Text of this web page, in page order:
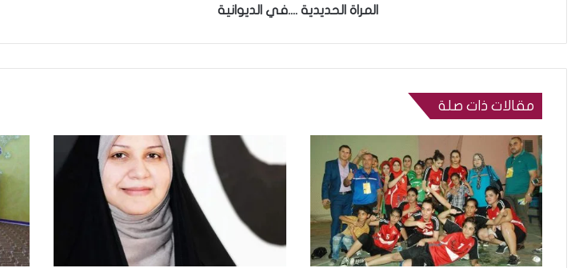
المراة الحديدية ....في الديوانية
مقالات ذات صلة